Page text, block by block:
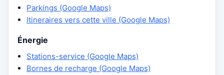
Parkings (Google Maps)
Itineraires vers cette ville (Google Maps)
Énergie
Stations-service (Google Maps)
Bornes de recharge (Google Maps)